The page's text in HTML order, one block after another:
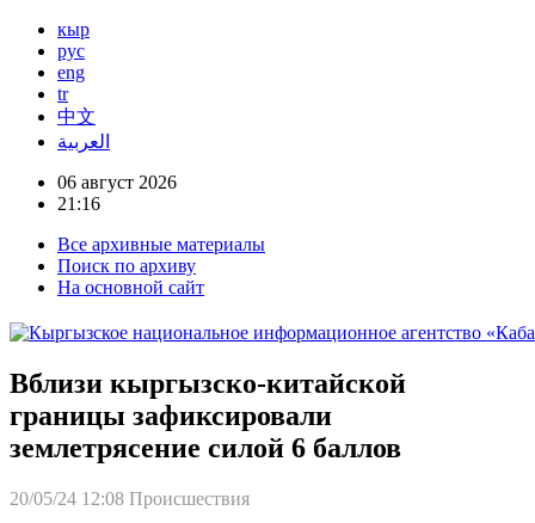
кыр
рус
eng
tr
中文
العربية
06 август 2026
21:16
Все архивные материалы
Поиск по архиву
На основной сайт
Вблизи кыргызско-китайской
границы зафиксировали
землетрясение силой 6 баллов
20/05/24 12:08 Происшествия